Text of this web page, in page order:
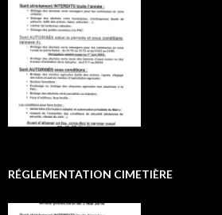
RÉGLEMENTATION CIMETIÈRE